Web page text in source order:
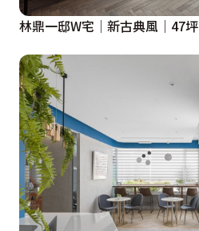
林鼎一邸W宅│新古典風│47坪